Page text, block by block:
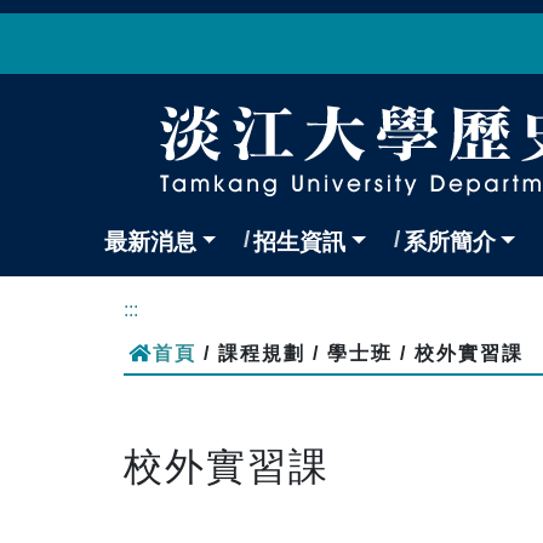
最新消息 招生資訊 系所簡介
:::
首頁 / 課程規劃 / 學士班 / 校外實習課
校外實習課